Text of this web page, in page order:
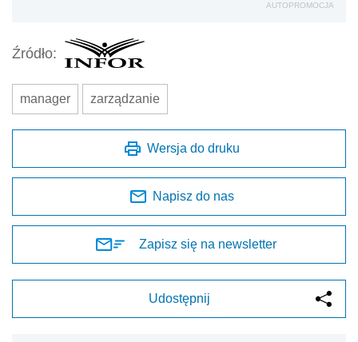
AUTOPROMOCJA
Źródło:
manager zarządzanie
Wersja do druku
Napisz do nas
Zapisz się na newsletter
Udostępnij